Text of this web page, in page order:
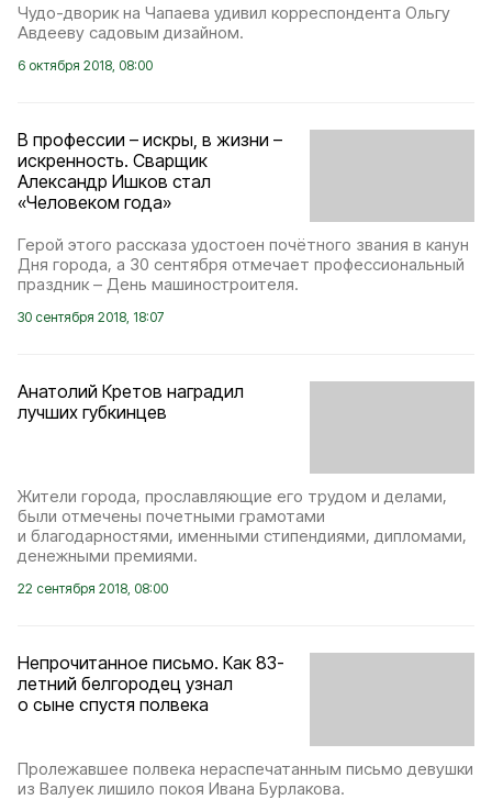
Чудо-дворик на Чапаева удивил корреспондента Ольгу
Авдееву садовым дизайном.
6 октября 2018, 08:00
В профессии – искры, в жизни –
искренность. Сварщик
Александр Ишков стал
«Человеком года»
Герой этого рассказа удостоен почётного звания в канун
Дня города, а 30 сентября отмечает профессиональный
праздник – День машиностроителя.
30 сентября 2018, 18:07
Анатолий Кретов наградил
лучших губкинцев
Жители города, прославляющие его трудом и делами,
были отмечены почетными грамотами
и благодарностями, именными стипендиями, дипломами,
денежными премиями.
22 сентября 2018, 08:00
Непрочитанное письмо. Как 83-
летний белгородец узнал
о сыне спустя полвека
Пролежавшее полвека нераспечатанным письмо девушки
из Валуек лишило покоя Ивана Бурлакова.